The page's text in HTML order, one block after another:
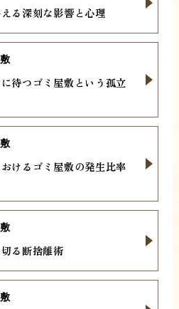
る深刻な影響と心理
待つゴミ屋敷という孤立
けるゴミ屋敷の発生比率
る断捨離術